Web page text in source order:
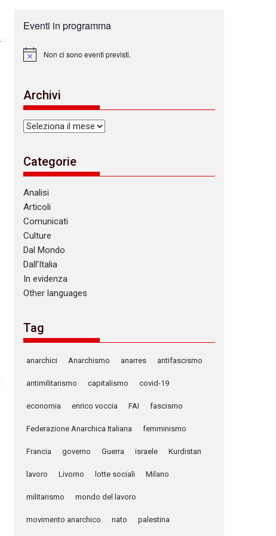
Eventi in programma
N
c
e
Non ci sono eventi previsti.
Archivi
Archivi
Categorie
Analisi
Articoli
Comunicati
Culture
Dal Mondo
Dall’Italia
In evidenza
Other languages
Tag
anarchici Anarchismo anarres antifascismo
antimilitarismo capitalismo covid-19
economia enrico voccia FAI fascismo
Federazione Anarchica Italiana femminismo
Francia governo Guerra israele Kurdistan
lavoro Livorno lotte sociali Milano
militarismo mondo del lavoro
movimento anarchico nato palestina